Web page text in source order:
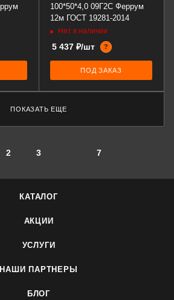
100*50*4,0 09Г2С Феррум
12м ГОСТ 19281-2014
Нет в наличии
5 437 ₽/шт ?
ПОД ЗАКАЗ
ПОКАЗАТЬ ЕЩЕ
2 3 7
КАТАЛОГ
АКЦИИ
УСЛУГИ
НАШИ ПАРТНЕРЫ
БЛОГ